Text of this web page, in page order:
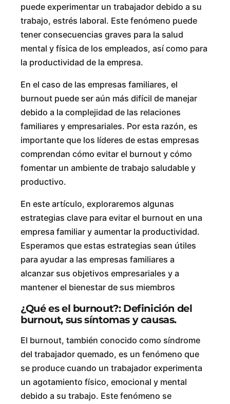
puede experimentar un trabajador debido a su
trabajo, estrés laboral. Este fenómeno puede
tener consecuencias graves para la salud
mental y física de los empleados, así como para
la productividad de la empresa.
En el caso de las empresas familiares, el
burnout puede ser aún más difícil de manejar
debido a la complejidad de las relaciones
familiares y empresariales. Por esta razón, es
importante que los líderes de estas empresas
comprendan cómo evitar el burnout y cómo
fomentar un ambiente de trabajo saludable y
productivo.
En este artículo, exploraremos algunas
estrategias clave para evitar el burnout en una
empresa familiar y aumentar la productividad.
Esperamos que estas estrategias sean útiles
para ayudar a las empresas familiares a
alcanzar sus objetivos empresariales y a
mantener el bienestar de sus miembros
¿Qué es el burnout?: Definición del
burnout, sus síntomas y causas.
El burnout, también conocido como síndrome
del trabajador quemado, es un fenómeno que
se produce cuando un trabajador experimenta
un agotamiento físico, emocional y mental
debido a su trabajo. Este fenómeno se